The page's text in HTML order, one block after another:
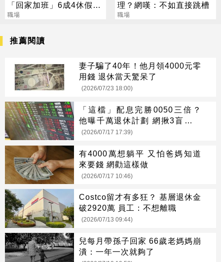
「回家加班」6成4休假也
要回公司
職場
理？網嘆：不如直接跳槽
職場
推薦閱讀
妻子騙了40年！他月領4000元零
用錢 退休當天驚呆了
(2026/07/23 18:00)
「這檔」配息完勝0050三倍？
他曝千萬退休計劃 網揪3盲點打
臉
(2026/07/17 17:39)
有4000萬想躺平 又怕爸媽知道
來要錢 網勸這樣做
(2026/07/17 10:46)
Costco留才有多狂？ 基層退休金
破2920萬 員工：不想離職
(2026/07/13 09:44)
兒每月帶孫子回家 66歲老媽媽崩
潰：一年一次就夠了